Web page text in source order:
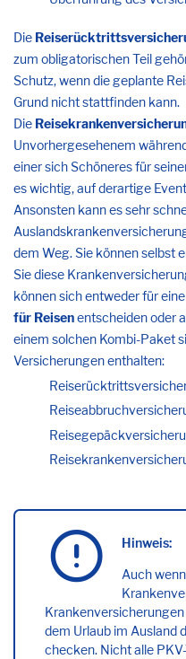
Die
zum obligatorischen Teil
Schutz, wenn die geplante
Grund nicht stattfinden kann.
Die
Unvorhergesehenem
einer sich Schöneres für
es wichtig, auf derartige
Ansonsten kann es sehr
dem Weg. Sie können selbst
Sie diese
können sich entweder für eine
für Reisenentscheiden oder
einem solchen Kombi-Paket
Versicherungen enthalten:
Hinweis:
Auch
dem Urlaub im Ausland
checken. Nicht alle